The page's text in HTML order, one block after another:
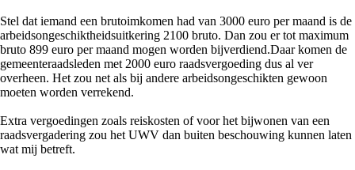
Stel dat iemand een brutoimkomen had van 3000 euro per maand is de
arbeidsongeschiktheidsuitkering 2100 bruto. Dan zou er tot maximum
bruto 899 euro per maand mogen worden bijverdiend.Daar komen de
gemeenteraadsleden met 2000 euro raadsvergoeding dus al ver
overheen. Het zou net als bij andere arbeidsongeschikten gewoon
moeten worden verrekend.
Extra vergoedingen zoals reiskosten of voor het bijwonen van een
raadsvergadering zou het UWV dan buiten beschouwing kunnen laten
wat mij betreft.